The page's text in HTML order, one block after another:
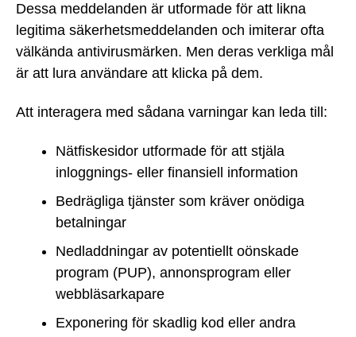
Dessa meddelanden är utformade för att likna
legitima säkerhetsmeddelanden och imiterar ofta
välkända antivirusmärken. Men deras verkliga mål
är att lura användare att klicka på dem.
Att interagera med sådana varningar kan leda till:
Nätfiskesidor utformade för att stjäla
inloggnings- eller finansiell information
Bedrägliga tjänster som kräver onödiga
betalningar
Nedladdningar av potentiellt oönskade
program (PUP), annonsprogram eller
webbläsarkapare
Exponering för skadlig kod eller andra